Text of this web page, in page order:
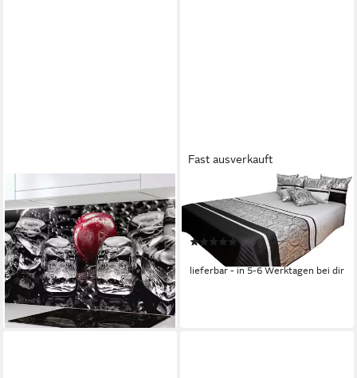
RODNIK
Küchenrückwand Eiswürfel
und Kirschen, monolithische
ABS-Platte mit Direktdruck,
formstabil und langlebig
(37)
ab 79,00 €
lieferbar - in 5-6 Werktagen bei dir
Fast ausverkauft
Tagesdecke Prag, 3-Tlg. Set
mit Kissenbezügen
(6)
ab 109,00 €
lieferbar - in 5-6 Werktagen bei dir